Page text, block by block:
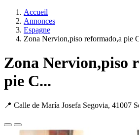
Accueil
Annonces
Espagne
Zona Nervion,piso reformado,a pie
Zona Nervion,piso
pie C...
📍 Calle de María Josefa Segovia, 41007